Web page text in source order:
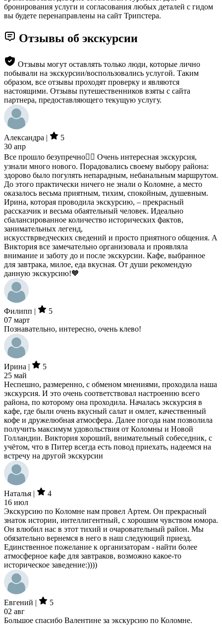
бронирования услуги и согласования любых деталей с гидом
вы будете перенаправлены на сайт Трипстера.
Отзывы об экскурсии
Отзывы могут оставлять только люди, которые лично
побывали на экскурсии/воспользовались услугой. Таким
образом, все отзывы проходят проверку и являются
настоящими. Отзывы путешественников взяты с сайта
партнера, предоставляющего текущую услугу.
Александра |
5
30 апр
Все прошло безупречно👍🏻 Очень интересная экскурсия,
узнали много нового. Порадовались своему выбору района:
здорово было погулять непарадным, небанальным маршрутом.
До этого практически ничего не знали о Коломне, а место
оказалось весьма приятным, тихим, спокойным, душевным.
Ирина, которая проводила экскурсию, – прекрасный
рассказчик и весьма обаятельный человек. Идеально
сбалансированное количество исторических фактов,
занимательных легенд,
искусстврведческих сведений и просто приятного общения. А
Виктория все замечательно организовала и проявляла
внимание и заботу до и после экскурсии. Кафе, выбранное
для завтрака, милое, еда вкусная. От души рекомендую
данную экскурсию!🧡
Филипп |
5
07 март
Познавательно, интересно, очень клево!
Ирина |
5
25 май
Неспешно, размеренно, с обменом мнениями, проходила наша
экскурсия. И это очень соответствовал настроению всего
района, по которому она проходила. Началась экскурсия в
кафе, где были очень вкусный салат и омлет, качественный
кофе и дружелюбная атмосфера. Далее погода нам позволила
получить максимум удовольствия от Коломны и Новой
Голландии. Виктория хороший, внимательный собеседник, с
учётом, что в Питер всегда есть повод приехать, надеемся на
встречу на другой экскурсии
Наталья |
4
16 июл
Экскурсию по Коломне нам провел Артем. Он прекрасный
знаток истории, интеллигентный, с хорошим чувством юмора.
Он влюбил нас в этот тихий и очаровательный район. Мы
обязательно вернемся в него в наш следующий приезд.
Единственное пожелание к организаторам - найти более
атмосферное кафе для завтраков, возможно какое-то
историческое заведение:))))
Евгений |
5
02 авг
Большое спасибо Валентине за экскурсию по Коломне.